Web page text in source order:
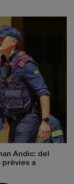
Andic: del
prèvies a